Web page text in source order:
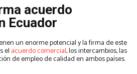
acuerdo
Ecuador
un enorme potencial y la firma de este
el acuerdo comercial, los intercambios, las
de empleo de calidad en ambos países.